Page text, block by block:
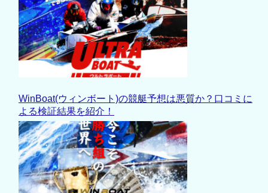
WinBoat(ウィンボート)の競艇予想は悪質か？口コミに
よる検証結果を紹介！